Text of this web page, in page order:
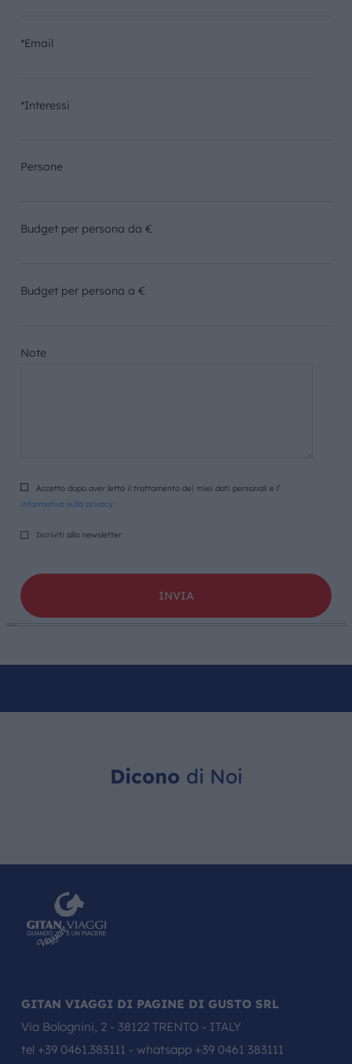
*Email
*Interessi
Persone
Budget per persona da €
Budget per persona a €
Note
Accetto dopo aver letto il trattamento dei miei dati personali e l’
informativa sulla privacy
Iscriviti alla newsletter
Dicono di Noi
GITAN VIAGGI DI PAGINE DI GUSTO SRL
Via Bolognini, 2 - 38122 TRENTO - ITALY
tel +39 0461.383111 - whatsapp +39 0461 383111